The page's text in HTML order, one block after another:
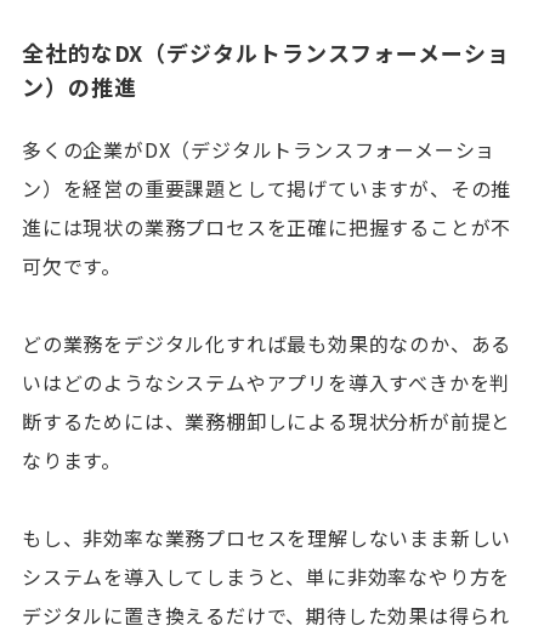
全社的なDX（デジタルトランスフォーメーショ
ン）の推進
多くの企業がDX（デジタルトランスフォーメーショ
ン）を経営の重要課題として掲げていますが、その推
進には現状の業務プロセスを正確に把握することが不
可欠です。
どの業務をデジタル化すれば最も効果的なのか、ある
いはどのようなシステムやアプリを導入すべきかを判
断するためには、業務棚卸しによる現状分析が前提と
なります。
もし、非効率な業務プロセスを理解しないまま新しい
システムを導入してしまうと、単に非効率なやり方を
デジタルに置き換えるだけで、期待した効果は得られ